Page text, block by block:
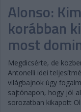
DIGITÁLIS MAGAZIN
VERSENYNAPTÁRAK
Alonso:
korábban
most
Megdicsérte, de
Antonelli idei
világbajnok úgy
sajtónapon, hogy jól
sorozatban kikapott